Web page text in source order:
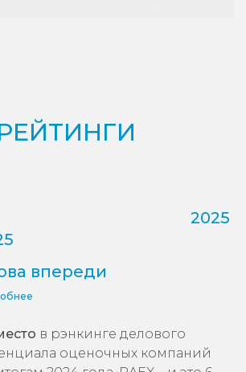
впереди
2024 года, RAEX – и это 6
подряд!